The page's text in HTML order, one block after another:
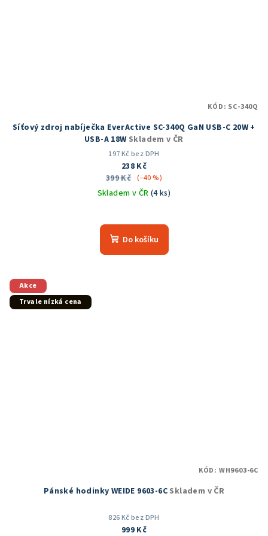
Síťový zdroj nabíječka EverActive SC-340Q GaN USB-C 20W +
USB-A 18W Skladem v ČR
197 Kč bez DPH
238 Kč
399 Kč (–40 %)
Skladem v ČR (4 ks)
Do košíku
KÓD: SC-340Q
Akce
Trvale nízká cena
Pánské hodinky WEIDE 9603-6C Skladem v ČR
826 Kč bez DPH
999 Kč
KÓD: WH9603-6C